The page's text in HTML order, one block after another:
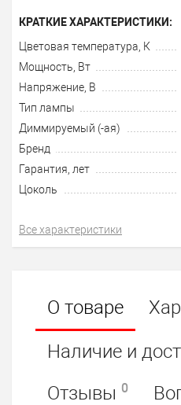
КРАТКИЕ ХАРАКТЕРИСТИКИ:
Цветовая температура, К
Мощность, Вт
Напряжение, В
Тип лампы
Диммируемый (-ая)
Бренд
Гарантия, лет
Цоколь
Все характеристики
О товаре
Наличие и
Отзывы 0